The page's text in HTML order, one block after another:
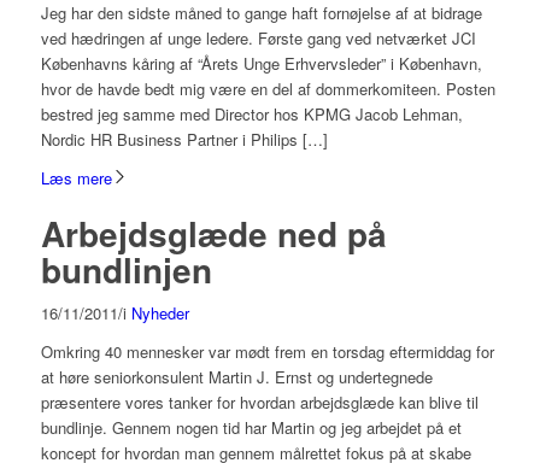
Jeg har den sidste måned to gange haft fornøjelse af at bidrage
ved hædringen af unge ledere. Første gang ved netværket JCI
Københavns kåring af “Årets Unge Erhvervsleder” i København,
hvor de havde bedt mig være en del af dommerkomiteen. Posten
bestred jeg samme med Director hos KPMG Jacob Lehman,
Nordic HR Business Partner i Philips […]
Læs mere
Arbejdsglæde ned på
bundlinjen
16/11/2011/i Nyheder
Omkring 40 mennesker var mødt frem en torsdag eftermiddag for
at høre seniorkonsulent Martin J. Ernst og undertegnede
præsentere vores tanker for hvordan arbejdsglæde kan blive til
bundlinje. Gennem nogen tid har Martin og jeg arbejdet på et
koncept for hvordan man gennem målrettet fokus på at skabe